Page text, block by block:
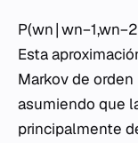
Esta
Markov de
asumiendo que
principalmente